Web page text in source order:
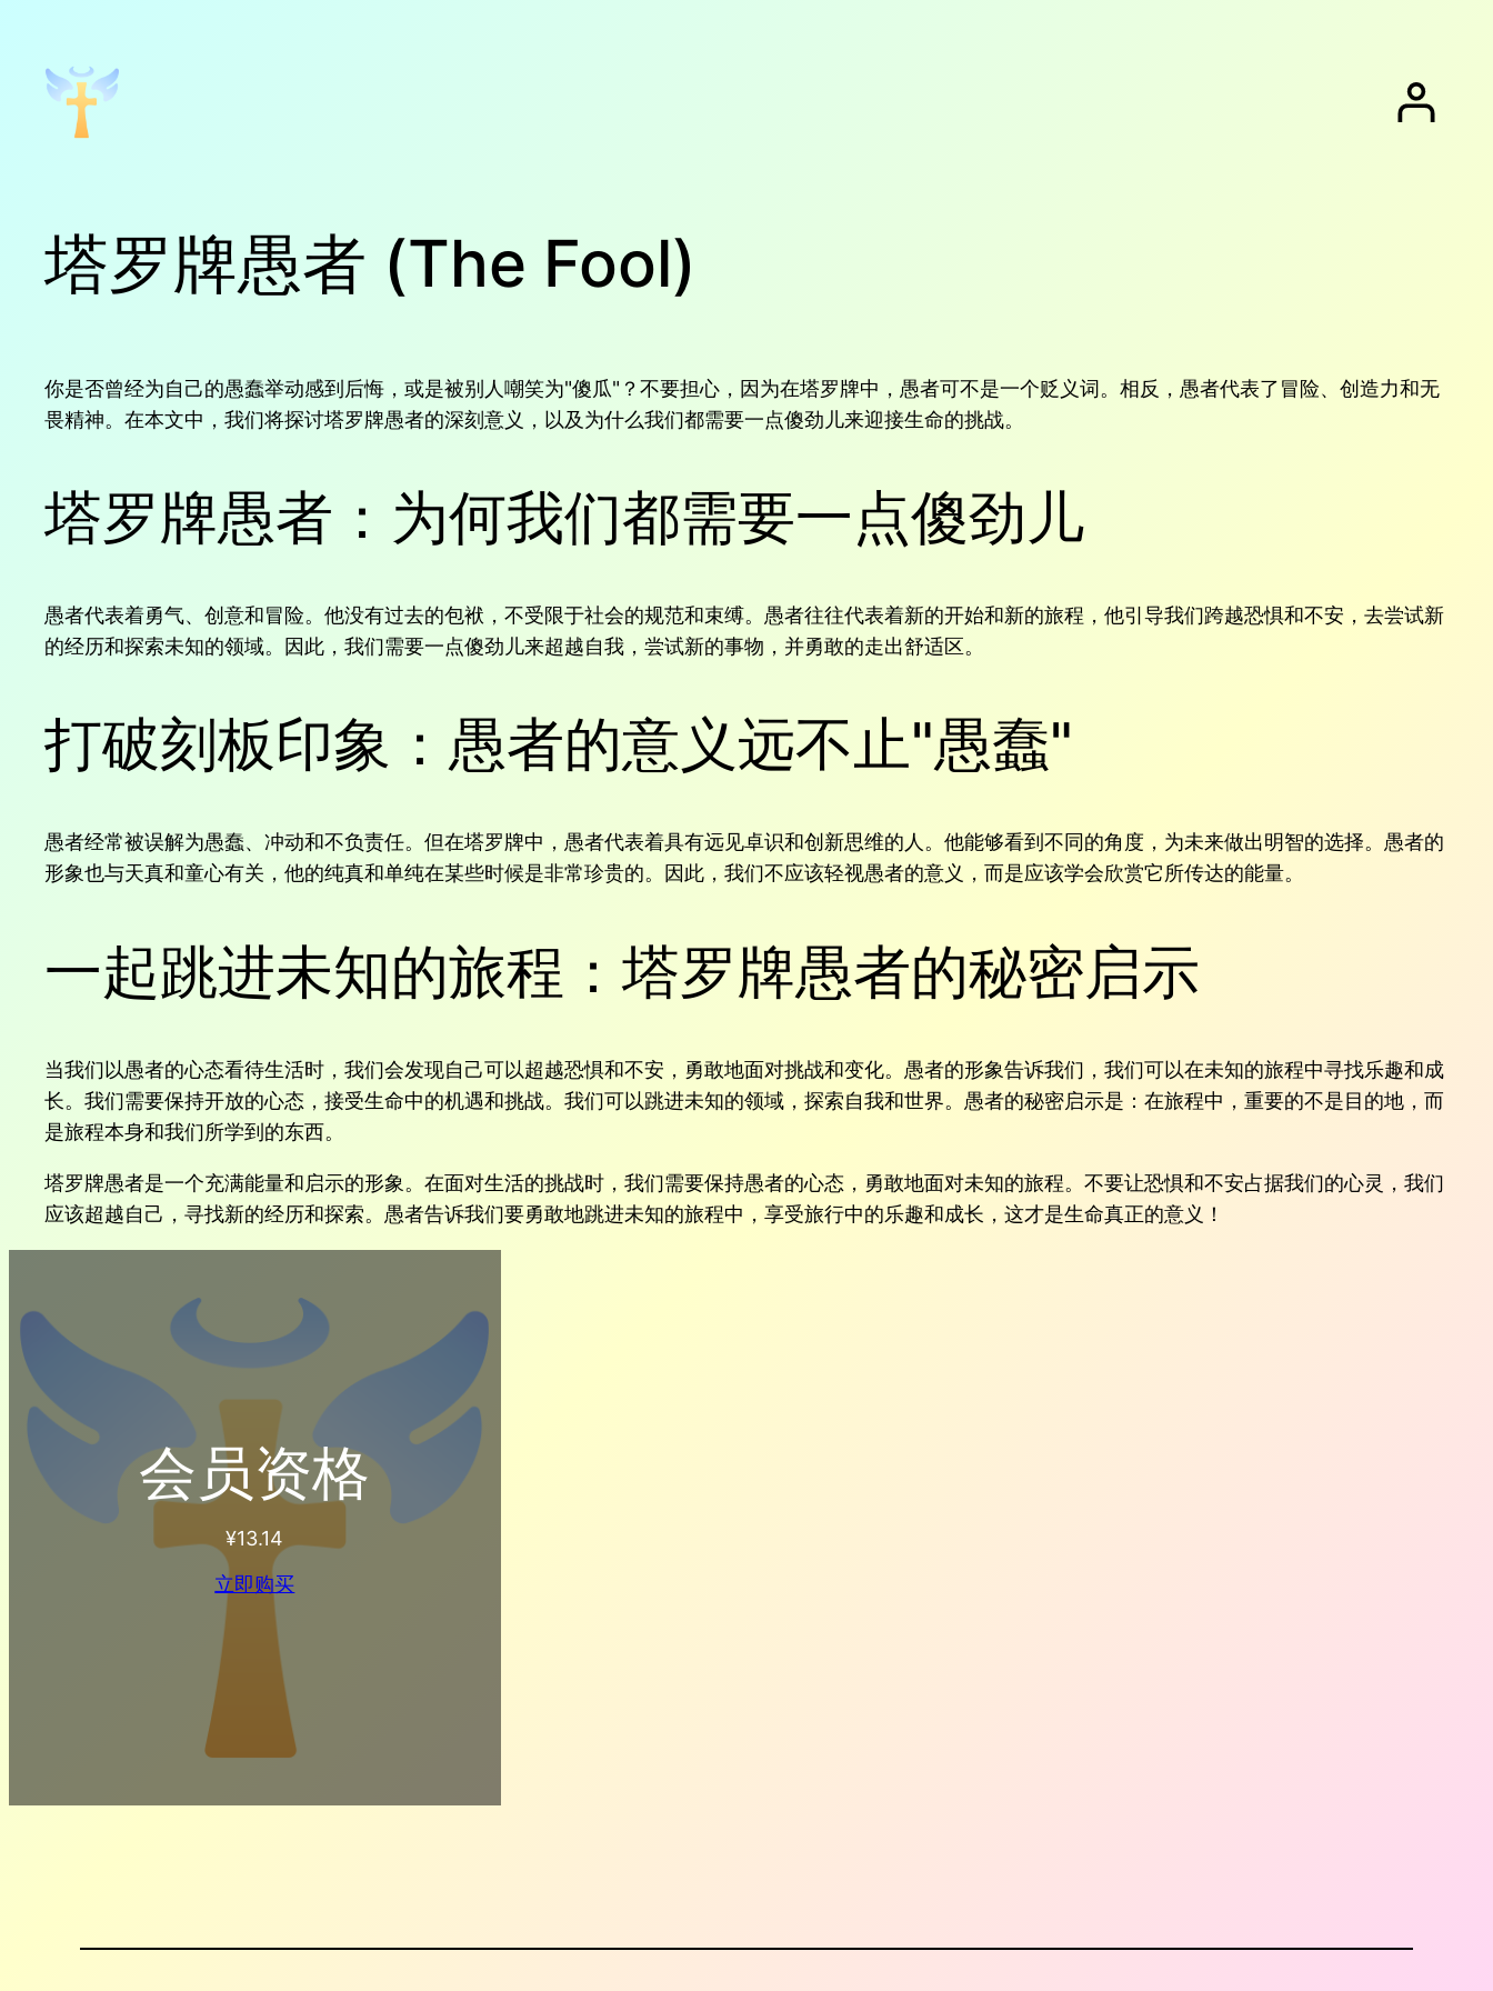
塔罗牌愚者 (The Fool)
你是否曾经为自己的愚蠢举动感到后悔，或是被别人嘲笑为"傻瓜"？不要担心，因为在塔罗牌中，愚者可不是一个贬义词。相反，愚者代表了冒险、创造力和无
畏精神。在本文中，我们将探讨塔罗牌愚者的深刻意义，以及为什么我们都需要一点傻劲儿来迎接生命的挑战。
塔罗牌愚者：为何我们都需要一点傻劲儿
愚者代表着勇气、创意和冒险。他没有过去的包袱，不受限于社会的规范和束缚。愚者往往代表着新的开始和新的旅程，他引导我们跨越恐惧和不安，去尝试新
的经历和探索未知的领域。因此，我们需要一点傻劲儿来超越自我，尝试新的事物，并勇敢的走出舒适区。
打破刻板印象：愚者的意义远不止"愚蠢"
愚者经常被误解为愚蠢、冲动和不负责任。但在塔罗牌中，愚者代表着具有远见卓识和创新思维的人。他能够看到不同的角度，为未来做出明智的选择。愚者的
形象也与天真和童心有关，他的纯真和单纯在某些时候是非常珍贵的。因此，我们不应该轻视愚者的意义，而是应该学会欣赏它所传达的能量。
一起跳进未知的旅程：塔罗牌愚者的秘密启示
当我们以愚者的心态看待生活时，我们会发现自己可以超越恐惧和不安，勇敢地面对挑战和变化。愚者的形象告诉我们，我们可以在未知的旅程中寻找乐趣和成
长。我们需要保持开放的心态，接受生命中的机遇和挑战。我们可以跳进未知的领域，探索自我和世界。愚者的秘密启示是：在旅程中，重要的不是目的地，而
是旅程本身和我们所学到的东西。
塔罗牌愚者是一个充满能量和启示的形象。在面对生活的挑战时，我们需要保持愚者的心态，勇敢地面对未知的旅程。不要让恐惧和不安占据我们的心灵，我们
应该超越自己，寻找新的经历和探索。愚者告诉我们要勇敢地跳进未知的旅程中，享受旅行中的乐趣和成长，这才是生命真正的意义！
会员资格
¥13.14
立即购买